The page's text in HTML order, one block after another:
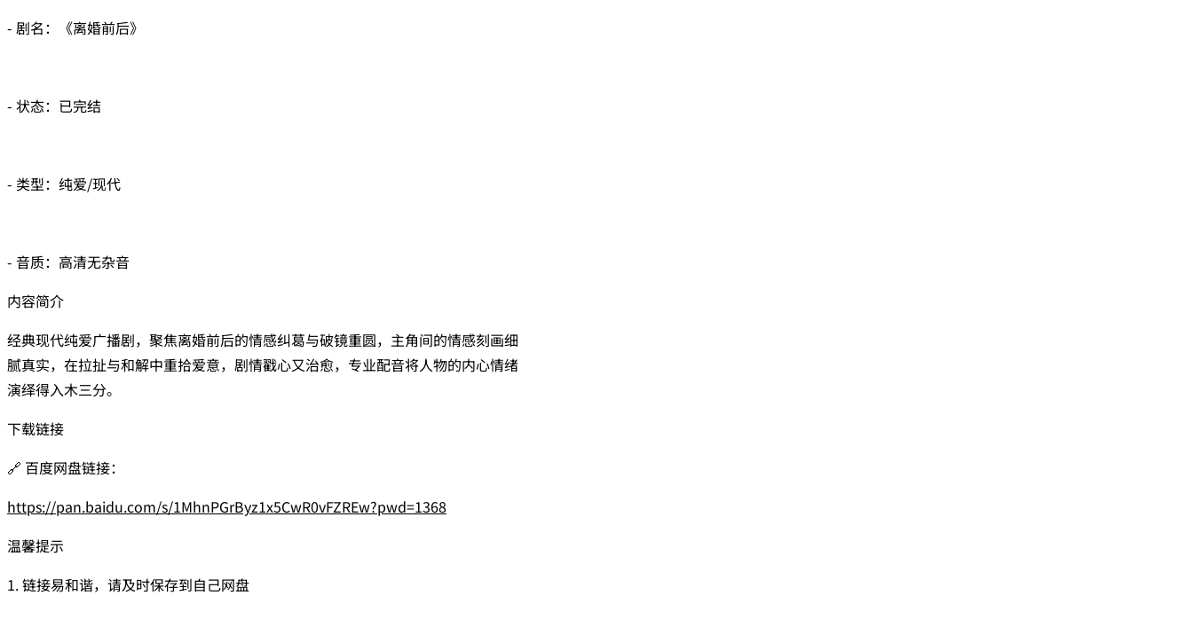
- 剧名：《离婚前后》
- 状态：已完结
- 类型：纯爱/现代
- 音质：高清无杂音
内容简介
经典现代纯爱广播剧，聚焦离婚前后的情感纠葛与破镜重圆，主角间的情感刻画细
腻真实，在拉扯与和解中重拾爱意，剧情戳心又治愈，专业配音将人物的内心情绪
演绎得入木三分。
下载链接
🔗 百度网盘链接：
https://pan.baidu.com/s/1MhnPGrByz1x5CwR0vFZREw?pwd=1368
温馨提示
1. 链接易和谐，请及时保存到自己网盘